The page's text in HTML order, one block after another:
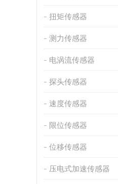
扭矩传感器
测力传感器
电涡流传感器
探头传感器
速度传感器
限位传感器
位移传感器
压电式加速传感器